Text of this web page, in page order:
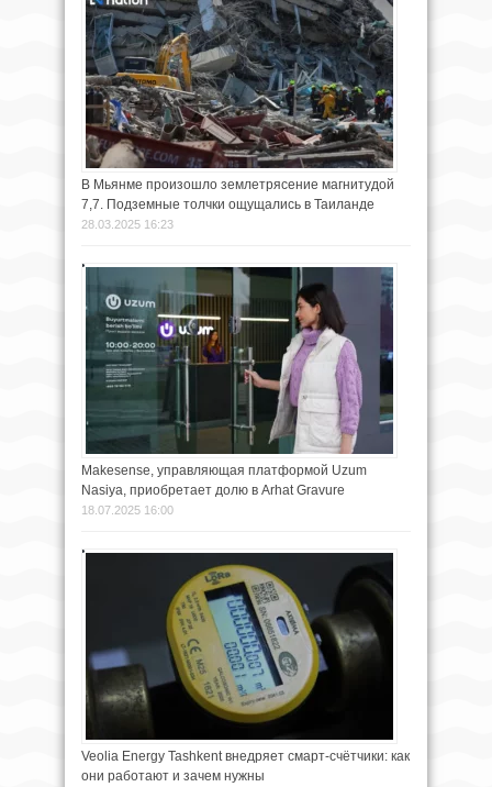
В Мьянме произошло землетрясение магнитудой
7,7. Подземные толчки ощущались в Таиланде
28.03.2025 16:23
Makesense, управляющая платформой Uzum
Nasiya, приобретает долю в Arhat Gravure
18.07.2025 16:00
Veolia Energy Tashkent внедряет смарт-счётчики: как
они работают и зачем нужны